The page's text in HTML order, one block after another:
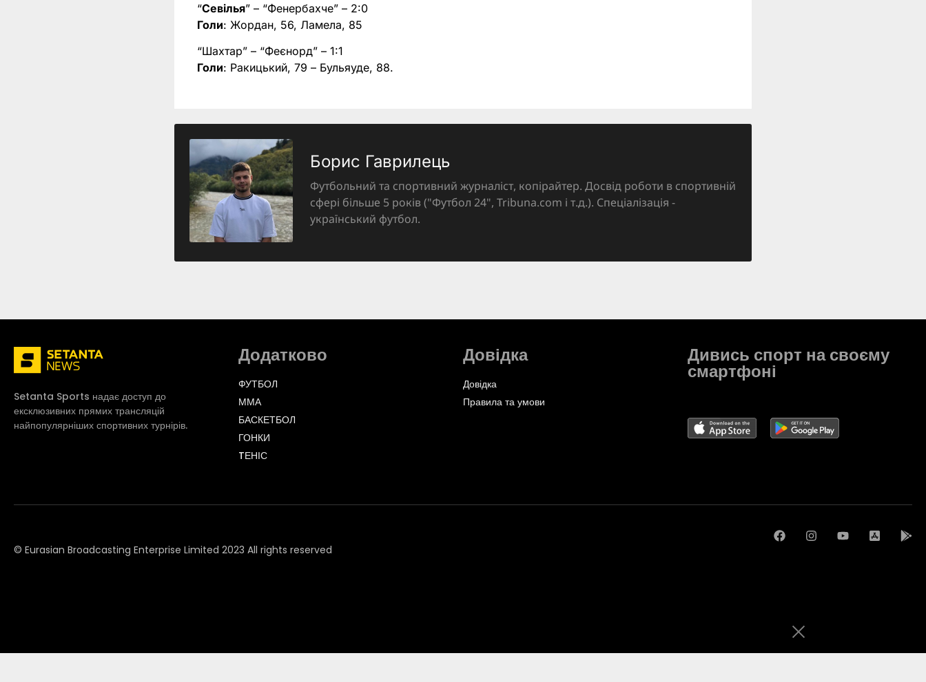
“Севілья” – “Фенербахче” – 2:0
Голи: Жордан, 56, Ламела, 85
“Шахтар” – “Феєнорд” – 1:1
Голи: Ракицький, 79 – Бульяуде, 88.
Борис Гаврилець
Футбольний та спортивний журналіст, копірайтер. Досвід роботи в спортивній
сфері більше 5 років ("Футбол 24", Tribuna.com і т.д.). Спеціалізація -
український футбол.
Setanta Sports надає доступ до
ексклюзивних прямих трансляцій
найпопулярніших спортивних турнірів.
Додатково
ФУТБОЛ
ММА
БАСКЕТБОЛ
ГОНКИ
TЕНІС
Довідка
Довідка
Правила та умови
Дивись спорт на своєму
смартфоні
© Eurasian Broadcasting Enterprise Limited 2023 All rights reserved